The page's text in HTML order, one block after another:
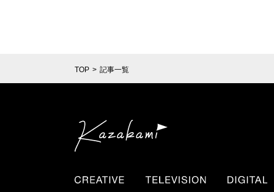
TOP 記事一覧